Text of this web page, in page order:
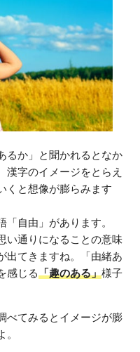
るか」と聞かれるとなか
漢字のイメージをとらえ
くと想像が膨らみます
自由」があります。
い通りになることの意味
出てきますね。「由緒あ
感じる「趣のある」様子
べてみるとイメージが膨